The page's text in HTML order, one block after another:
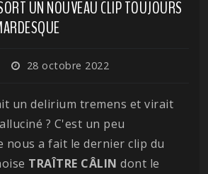
UN NOUVEAU CLIP TOUJOURS
28 octobre 2022
un delirium tremens et virait
? C'est un peu
nous a fait le dernier clip du
TRAÎTRE CÂLIN dont le